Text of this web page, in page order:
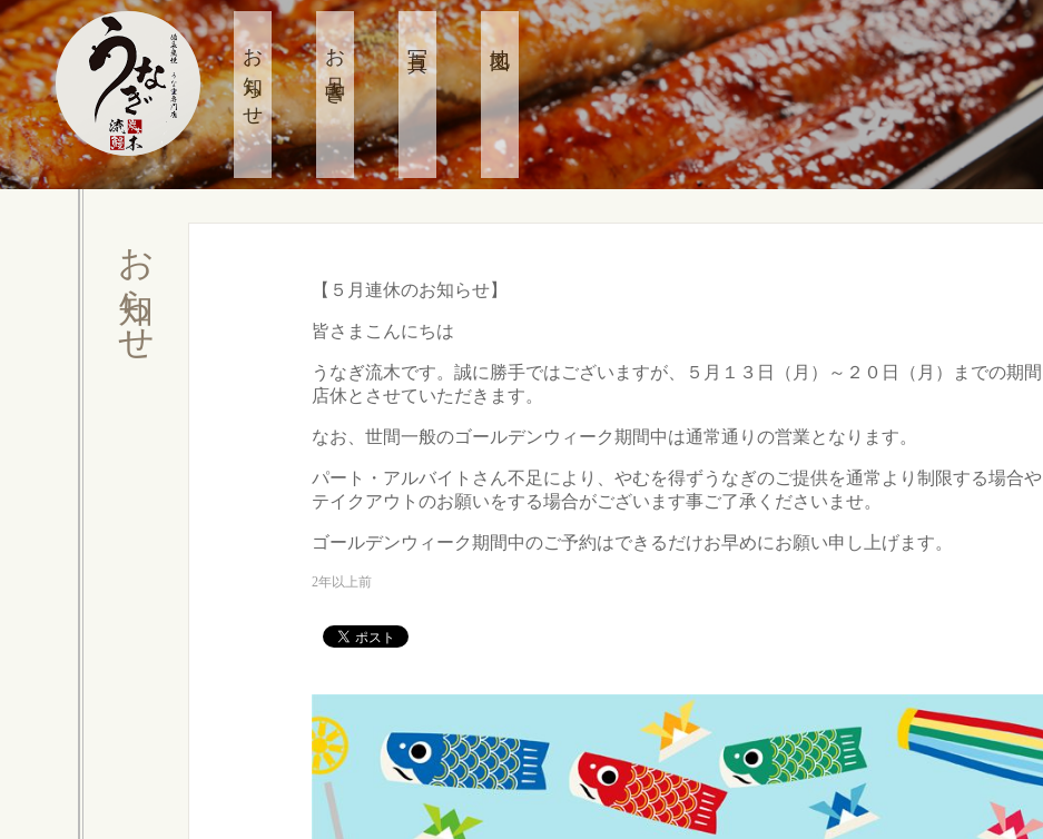
お知らせ お品書き 写真 地図
お知らせ 【５月連休のお知らせ】
皆さまこんにちは
うなぎ流木です。誠に勝手ではございますが、５月１３日（月）～２０日（月）までの期間
店休とさせていただきます。
なお、世間一般のゴールデンウィーク期間中は通常通りの営業となります。
パート・アルバイトさん不足により、やむを得ずうなぎのご提供を通常より制限する場合や
テイクアウトのお願いをする場合がございます事ご了承くださいませ。
ゴールデンウィーク期間中のご予約はできるだけお早めにお願い申し上げます。
2年以上前